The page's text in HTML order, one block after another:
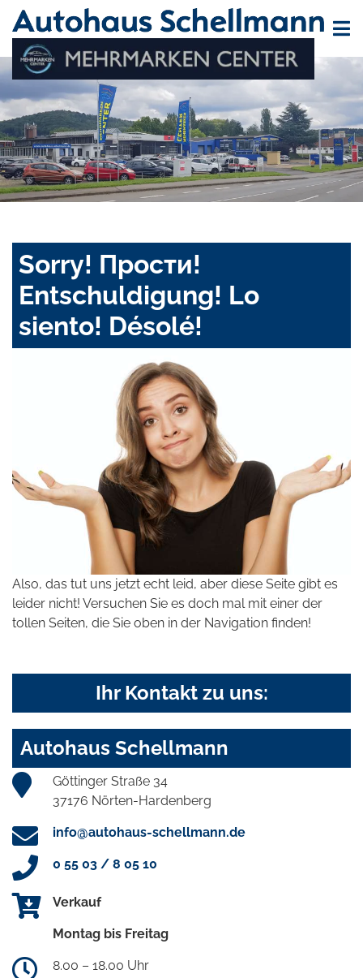
Sorry! Прости!
Entschuldigung! Lo
siento! Désolé!
Also, das tut uns jetzt echt leid, aber diese Seite gibt es
leider nicht! Versuchen Sie es doch mal mit einer der
tollen Seiten, die Sie oben in der Navigation finden!
Ihr Kontakt zu uns:
Autohaus Schellmann
Göttinger Straße 34
37176 Nörten-Hardenberg
info@autohaus-schellmann.de
0 55 03 / 8 05 10
Verkauf
Montag bis Freitag
8.00 – 18.00 Uhr